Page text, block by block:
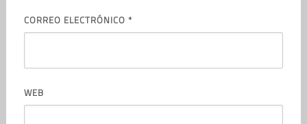
CORREO ELECTRÓNICO *
WEB